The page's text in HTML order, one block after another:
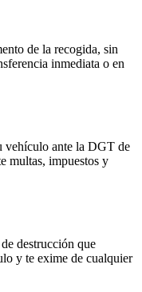
de la recogida, sin
inmediata o en
vehículo ante la DGT de
multas, impuestos y
destrucción que
y te exime de cualquier